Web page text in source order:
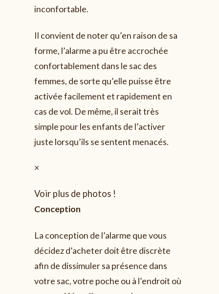
inconfortable.
Il convient de noter qu’en raison de sa
forme, l’alarme a pu être accrochée
confortablement dans le sac des
femmes, de sorte qu’elle puisse être
activée facilement et rapidement en
cas de vol. De même, il serait très
simple pour les enfants de l’activer
juste lorsqu’ils se sentent menacés.
×
Voir plus de photos !
Conception
La conception de l’alarme que vous
décidez d’acheter doit être discrète
afin de dissimuler sa présence dans
votre sac, votre poche ou à l’endroit où